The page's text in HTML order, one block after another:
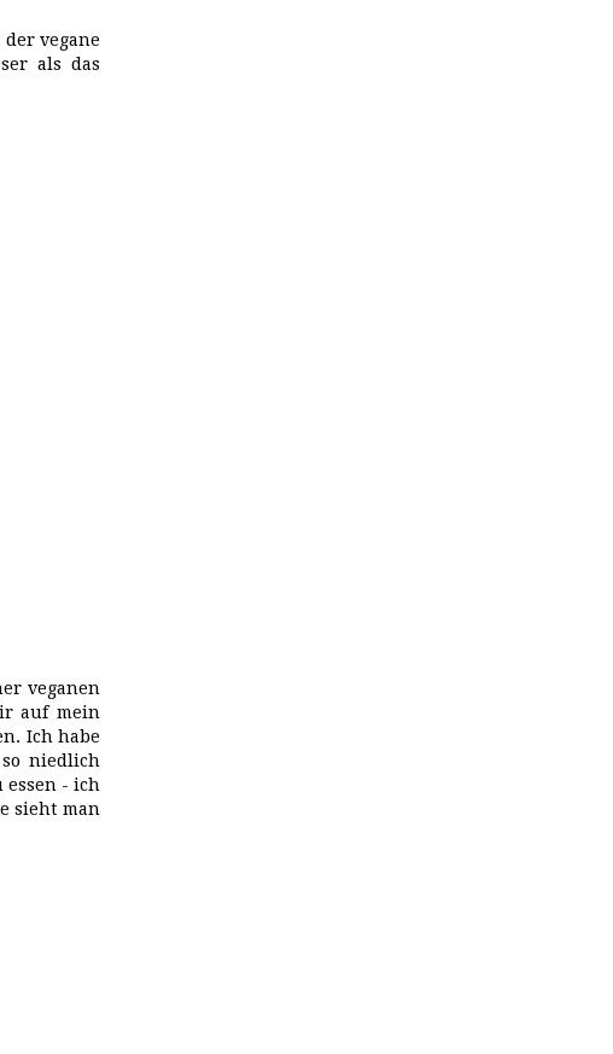
vegane
als das
veganen
auf mein
Ich habe
niedlich
essen - ich
sieht man